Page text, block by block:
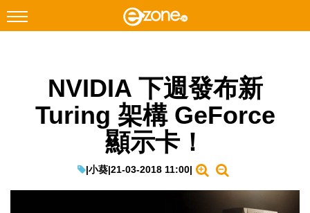
Facebook Instagram
科技焦點
教學評測
NVIDIA 下週發布新
Turing 架構 GeForce
顯示卡！
|小葵|21-03-2018 11:00|